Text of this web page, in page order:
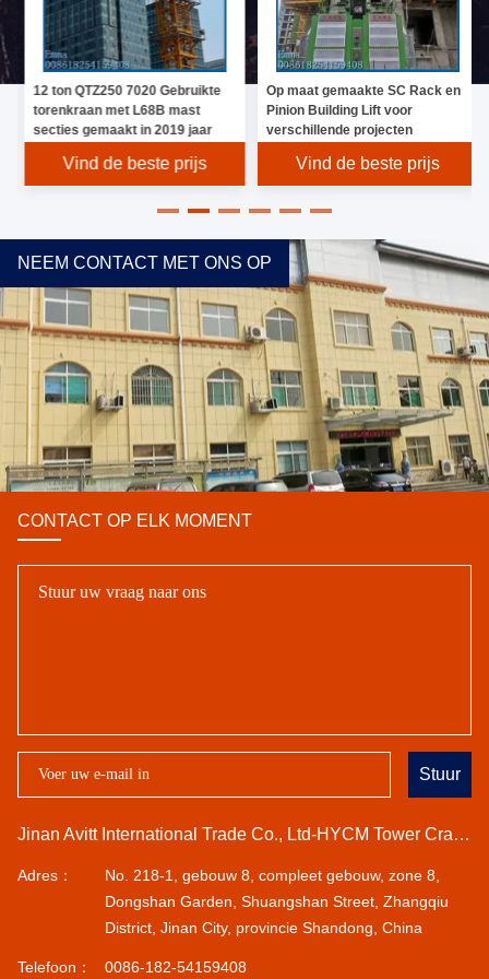
12 ton QTZ250 7020 Gebruikte
torenkraan met L68B mast
secties gemaakt in 2019 jaar
Vind de beste prijs
Op maat gemaakte SC Rack en
Pinion Building Lift voor
verschillende projecten
Vind de beste prijs
NEEM CONTACT MET ONS OP
CONTACT OP ELK MOMENT
Stuur
Jinan Avitt International Trade Co., Ltd-HYCM Tower Crane
Adres：
No. 218-1, gebouw 8, compleet gebouw, zone 8,
Dongshan Garden, Shuangshan Street, Zhangqiu
District, Jinan City, provincie Shandong, China
Telefoon： 0086-182-54159408